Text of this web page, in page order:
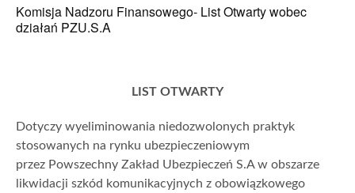
Komisja Nadzoru Finansowego- List Otwarty wobec
działań PZU.S.A
LIST OTWARTY
Dotyczy wyeliminowania niedozwolonych praktyk
stosowanych na rynku ubezpieczeniowym
przez Powszechny Zakład Ubezpieczeń S.A w obszarze
likwidacji szkód komunikacyjnych z obowiązkowego